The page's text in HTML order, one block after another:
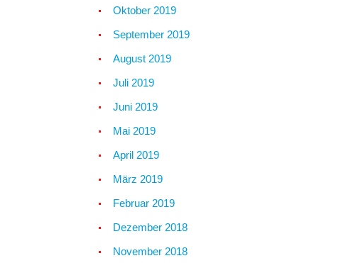
Oktober 2019
September 2019
August 2019
Juli 2019
Juni 2019
Mai 2019
April 2019
März 2019
Februar 2019
Dezember 2018
November 2018